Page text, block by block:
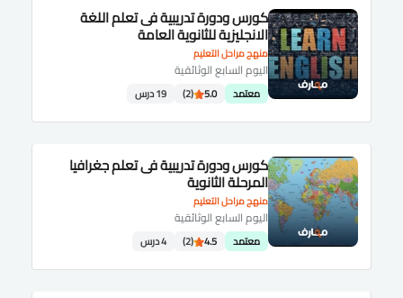
منهج مراحل التعليم
كورس ودورة تدريبية فى تعلم اللغة
الانجليزية للثانوية العامة
اليوم السابع الوثائقية
معتمد 5.0
(2) 19 درس
منهج مراحل التعليم
كورس ودورة تدريبية فى تعلم جغرافيا
المرحلة الثانوية
اليوم السابع الوثائقية
معتمد 4.5
(2) 4 درس